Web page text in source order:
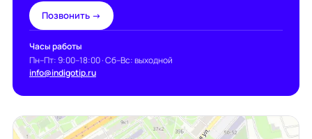
Позвонить →
Часы работы
Пн–Пт: 9:00–18:00 · Сб–Вс: выходной
info@indigotip.ru